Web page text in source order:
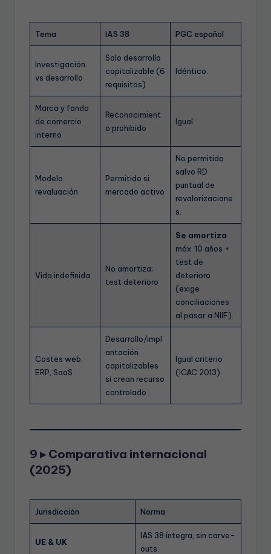
Tema IAS 38 PGC español
Investigación
vs desarrollo
Solo desarrollo
capitalizable (6
requisitos)
Idéntico.
Marca y fondo
de comercio
interno
Reconocimient
o prohibido
Igual.
Modelo
revaluación
Permitido si
mercado activo
No permitido
salvo RD
puntual de
revalorizacione
s.
Vida indefinida
No amortiza;
test deterioro
Se amortiza
máx. 10 años +
test de
deterioro
(exige
conciliaciones
al pasar a NIIF).
Costes web,
ERP, SaaS
Desarrollo/impl
antación
capitalizables
si crean recurso
controlado
Igual criterio
(ICAC 2013).
9 ▸ Comparativa internacional
(2025)
Jurisdicción Norma
UE & UK
IAS 38 íntegra, sin carve-
outs.